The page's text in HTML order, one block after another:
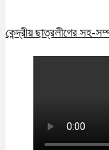
কেন্দ্রীয় ছাত্রলীগের সহ-